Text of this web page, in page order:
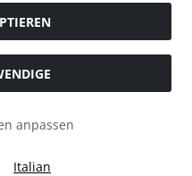
anpassen
Italian